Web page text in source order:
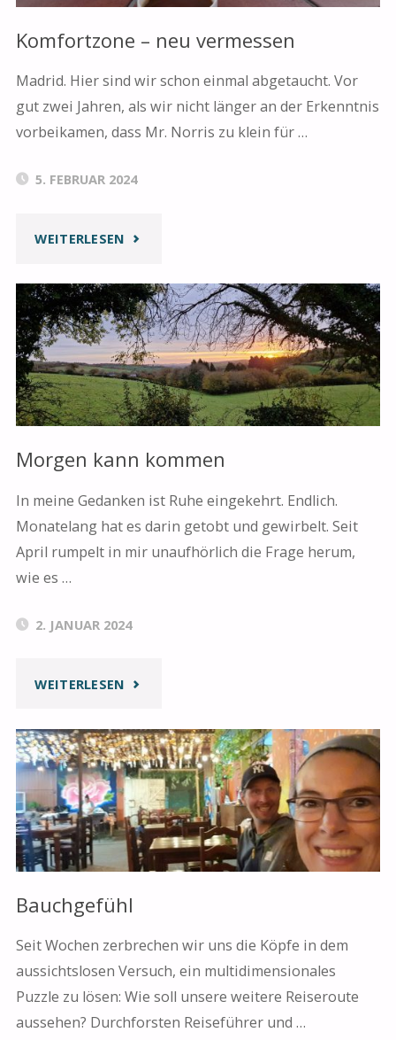
Komfortzone – neu vermessen
Madrid. Hier sind wir schon einmal abgetaucht. Vor
gut zwei Jahren, als wir nicht länger an der Erkenntnis
vorbeikamen, dass Mr. Norris zu klein für …
5. FEBRUAR 2024
WEITERLESEN "KOMFORTZONE
–
NEU
VERMESSEN"
Morgen kann kommen
In meine Gedanken ist Ruhe eingekehrt. Endlich.
Monatelang hat es darin getobt und gewirbelt. Seit
April rumpelt in mir unaufhörlich die Frage herum,
wie es …
2. JANUAR 2024
WEITERLESEN "MORGEN
KANN
KOMMEN"
Bauchgefühl
Seit Wochen zerbrechen wir uns die Köpfe in dem
aussichtslosen Versuch, ein multidimensionales
Puzzle zu lösen: Wie soll unsere weitere Reiseroute
aussehen? Durchforsten Reiseführer und …